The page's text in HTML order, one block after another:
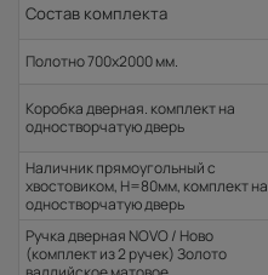
Состав комплекта
Полотно 700x2000 мм.
Коробка дверная. комплект на
одностворчатую дверь
Наличник прямоугольный с
хвостовиком, H=80мм, комплект на
одностворчатую дверь
Ручка дверная NOVO / Ново
(комплект из 2 ручек) Золото